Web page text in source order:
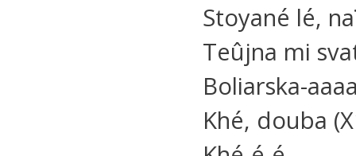
Stoyané lé,
Teûjna mi
Boliarska-
Khé, douba